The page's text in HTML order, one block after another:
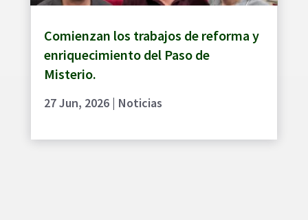
Comienzan los trabajos de reforma y
enriquecimiento del Paso de
Misterio.
27 Jun, 2026| Noticias